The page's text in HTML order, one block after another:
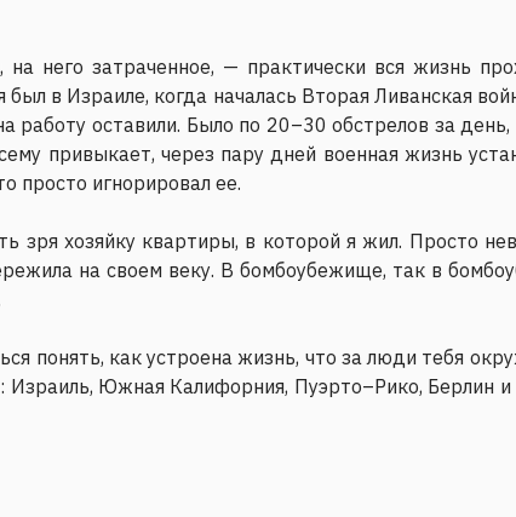
него затраченное, — практически вся жизнь
в Израиле, когда началась Вторая Ливанская
работу оставили. Было по 20–30 обстрелов за день,
привыкает, через пару дней военная жизнь
просто игнорировал ее.
хозяйку квартиры, в которой я жил. Просто
на своем веку. В бомбоубежище, так в
понять, как устроена жизнь, что за люди тебя
Израиль, Южная Калифорния, Пуэрто–Рико, Берлин